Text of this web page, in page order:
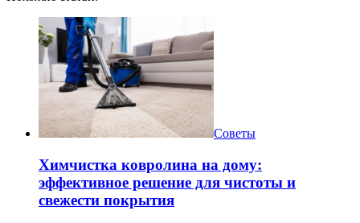
Советы
Химчистка ковролина на дому:
эффективное решение для чистоты и
свежести покрытия